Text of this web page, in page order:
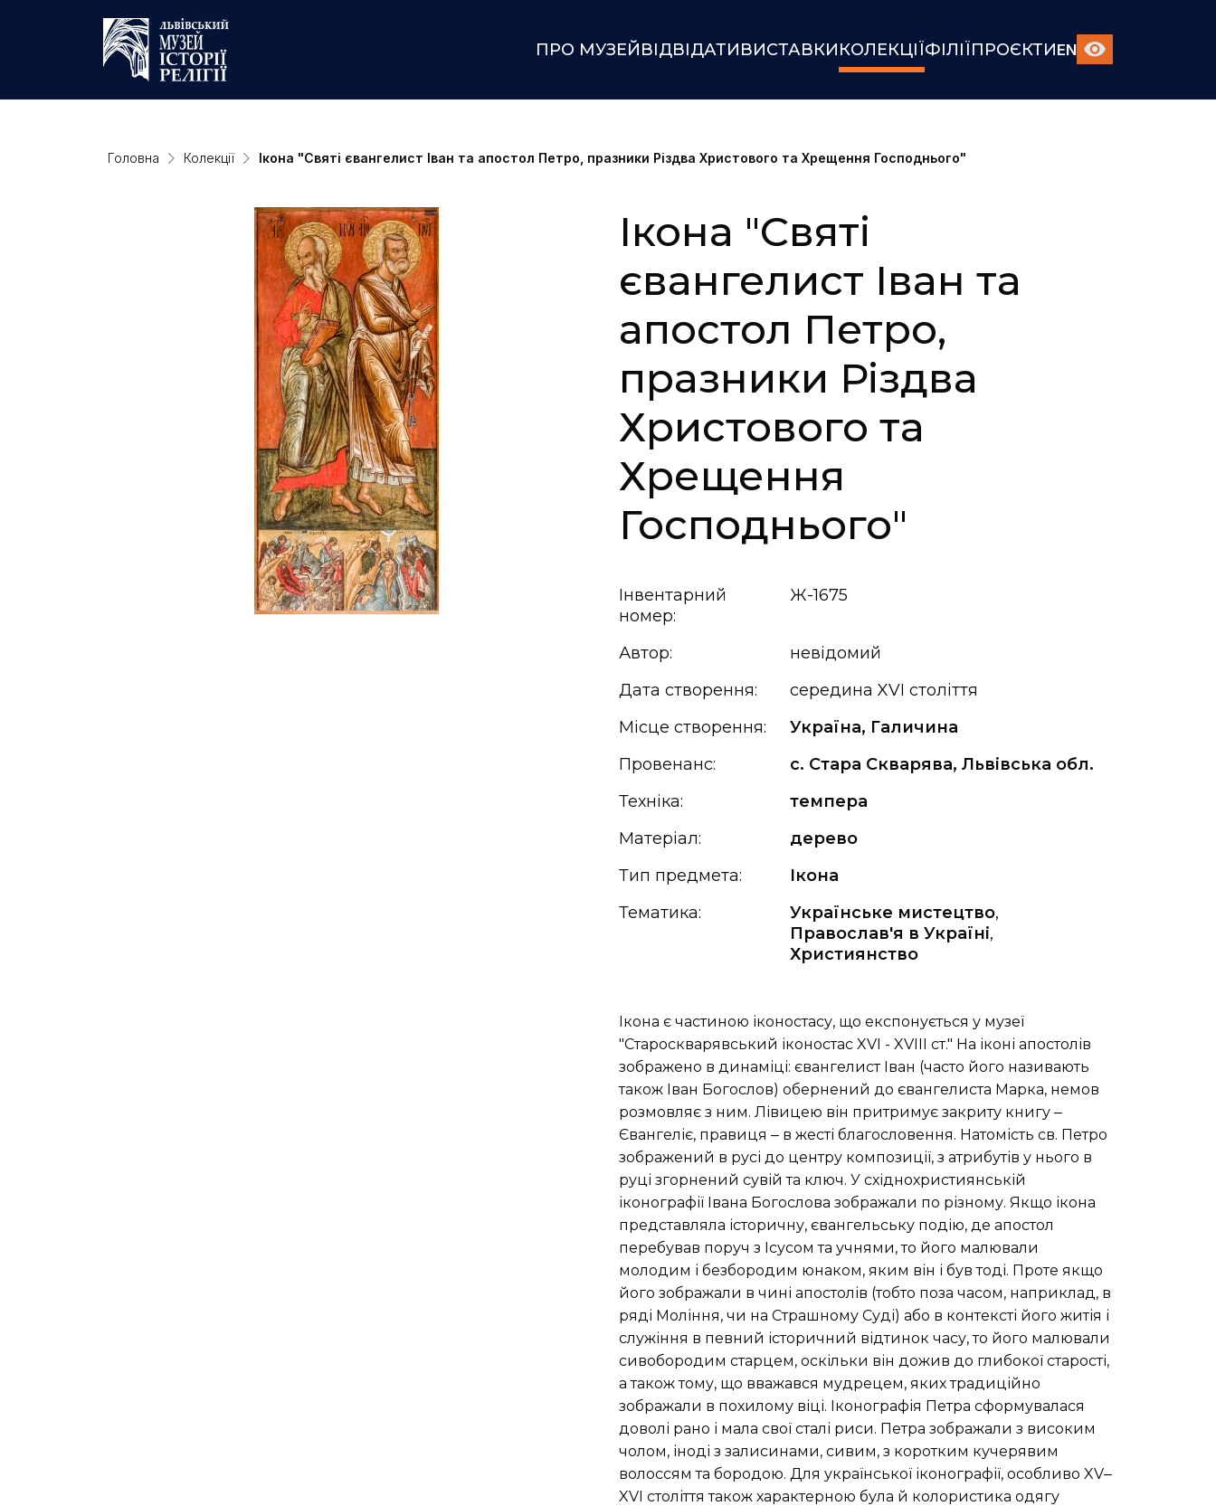
ПРО МУЗЕЙВІДВІДАТИВИСТАВКИКОЛЕКЦІЇФІЛІЇПРОЄКТИEN
Головна Колекції Ікона "Святі євангелист Іван та апостол Петро, празники Різдва Христового та Хрещення Господнього"
Ікона "Святі
євангелист Іван та
апостол Петро,
празники Різдва
Христового та
Хрещення
Господнього"
Інвентарний
номер:
Ж-1675
Автор:
невідомий
Дата створення:
середина XVI століття
Місце створення:
Україна, Галичина
Провенанс:
с. Стара Скварява, Львівська обл.
Техніка:
темпера
Матеріал:
дерево
Тип предмета:
Ікона
Тематика:
Українське мистецтво,
Православ'я в Україні,
Християнство
Ікона є частиною іконостасу, що експонується у музеї
"Староскварявський іконостас XVI - XVIII ст." На іконі апостолів
зображено в динаміці: євангелист Іван (часто його називають
також Іван Богослов) обернений до євангелиста Марка, немов
розмовляє з ним. Лівицею він притримує закриту книгу ‒
Євангеліє, правиця ‒ в жесті благословення. Натомість св. Петро
зображений в русі до центру композиції, з атрибутів у нього в
руці згорнений сувій та ключ. У східнохристиянській
іконографії Івана Богослова зображали по різному. Якщо ікона
представляла історичну, євангельську подію, де апостол
перебував поруч з Ісусом та учнями, то його малювали
молодим і безбородим юнаком, яким він і був тоді. Проте якщо
його зображали в чині апостолів (тобто поза часом, наприклад, в
ряді Моління, чи на Страшному Суді) або в контексті його житія і
служіння в певний історичний відтинок часу, то його малювали
сивобородим старцем, оскільки він дожив до глибокої старості,
а також тому, що вважався мудрецем, яких традиційно
зображали в похилому віці. Іконографія Петра сформувалася
доволі рано і мала свої сталі риси. Петра зображали з високим
чолом, іноді з залисинами, сивим, з коротким кучерявим
волоссям та бородою. Для української іконографії, особливо XV‒
XVI століття також характерною була й колористика одягу